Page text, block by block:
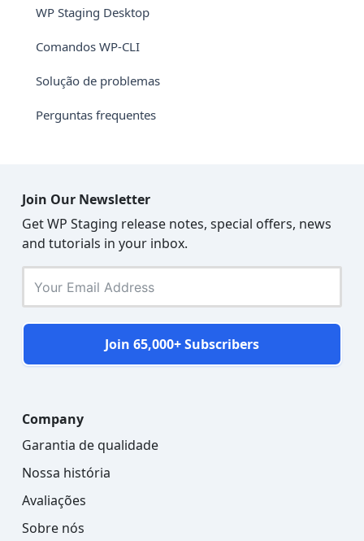
WP Staging Desktop
Comandos WP-CLI
Solução de problemas
Perguntas frequentes
Join Our Newsletter
Get WP Staging release notes, special offers, news
and tutorials in your inbox.
Join 65,000+ Subscribers
Company
Garantia de qualidade
Nossa história
Avaliações
Sobre nós